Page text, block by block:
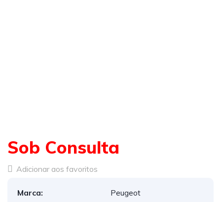
Sob Consulta
Adicionar aos favoritos
Marca:
Peugeot